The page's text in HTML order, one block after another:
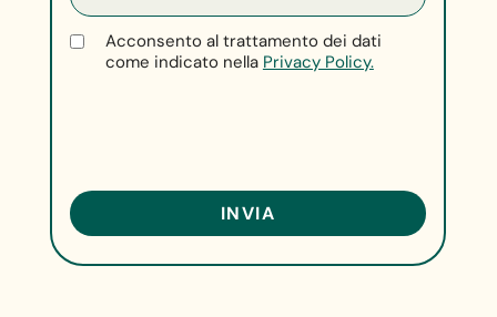
Acconsento al trattamento dei dati
come indicato nella Privacy Policy.